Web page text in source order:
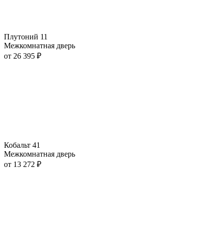
Плутоний 11
Межкомнатная дверь
от 26 395 ₽
Кобальт 41
Межкомнатная дверь
от 13 272 ₽